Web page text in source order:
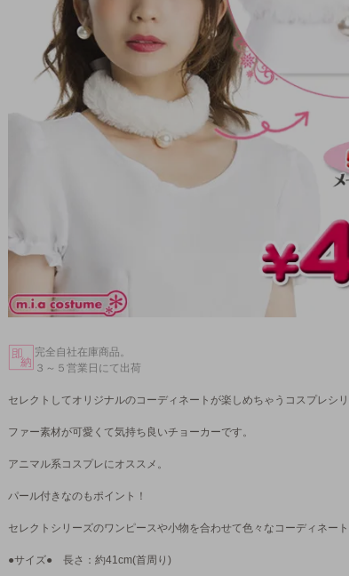
完全自社在庫商品。
３～５営業日にて出荷
セレクトしてオリジナルのコーディネートが楽しめちゃうコスプレシリ
ファー素材が可愛くて気持ち良いチョーカーです。
アニマル系コスプレにオススメ。
パール付きなのもポイント！
セレクトシリーズのワンピースや小物を合わせて色々なコーディネート
●サイズ● 長さ：約41cm(首周り)